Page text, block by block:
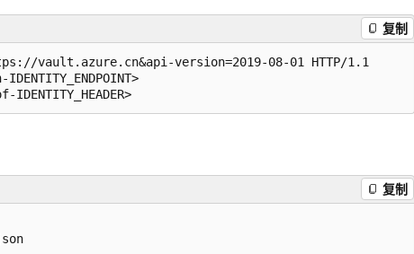
复制
vault.azure.cn&api-version=2019-08-01 HTTP/1.1
复制